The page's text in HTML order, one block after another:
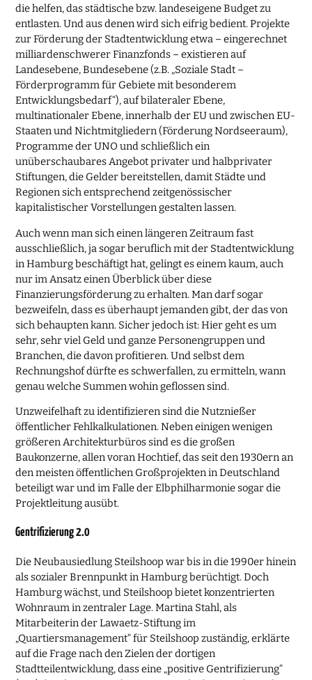
die helfen, das städtische bzw. landeseigene Budget zu
entlasten. Und aus denen wird sich eifrig bedient. Projekte
zur Förderung der Stadtentwicklung etwa – eingerechnet
milliardenschwerer Finanzfonds – existieren auf
Landesebene, Bundesebene (z.B. „Soziale Stadt –
Förderprogramm für Gebiete mit besonderem
Entwicklungsbedarf“), auf bilateraler Ebene,
multinationaler Ebene, innerhalb der EU und zwischen EU-
Staaten und Nichtmitgliedern (Förderung Nordseeraum),
Programme der UNO und schließlich ein
unüberschaubares Angebot privater und halbprivater
Stiftungen, die Gelder bereitstellen, damit Städte und
Regionen sich entsprechend zeitgenössischer
kapitalistischer Vorstellungen gestalten lassen.
Auch wenn man sich einen längeren Zeitraum fast
ausschließlich, ja sogar beruflich mit der Stadtentwicklung
in Hamburg beschäftigt hat, gelingt es einem kaum, auch
nur im Ansatz einen Überblick über diese
Finanzierungsförderung zu erhalten. Man darf sogar
bezweifeln, dass es überhaupt jemanden gibt, der das von
sich behaupten kann. Sicher jedoch ist: Hier geht es um
sehr, sehr viel Geld und ganze Personengruppen und
Branchen, die davon profitieren. Und selbst dem
Rechnungshof dürfte es schwerfallen, zu ermitteln, wann
genau welche Summen wohin geflossen sind.
Unzweifelhaft zu identifizieren sind die Nutznießer
öffentlicher Fehlkalkulationen. Neben einigen wenigen
größeren Architekturbüros sind es die großen
Baukonzerne, allen voran Hochtief, das seit den 1930ern an
den meisten öffentlichen Großprojekten in Deutschland
beteiligt war und im Falle der Elbphilharmonie sogar die
Projektleitung ausübt.
Gentrifizierung 2.0
Die Neubausiedlung Steilshoop war bis in die 1990er hinein
als sozialer Brennpunkt in Hamburg berüchtigt. Doch
Hamburg wächst, und Steilshoop bietet konzentrierten
Wohnraum in zentraler Lage. Martina Stahl, als
Mitarbeiterin der Lawaetz-Stiftung im
„Quartiersmanagement“ für Steilshoop zuständig, erklärte
auf die Frage nach den Zielen der dortigen
Stadtteilentwicklung, dass eine „positive Gentrifizierung“